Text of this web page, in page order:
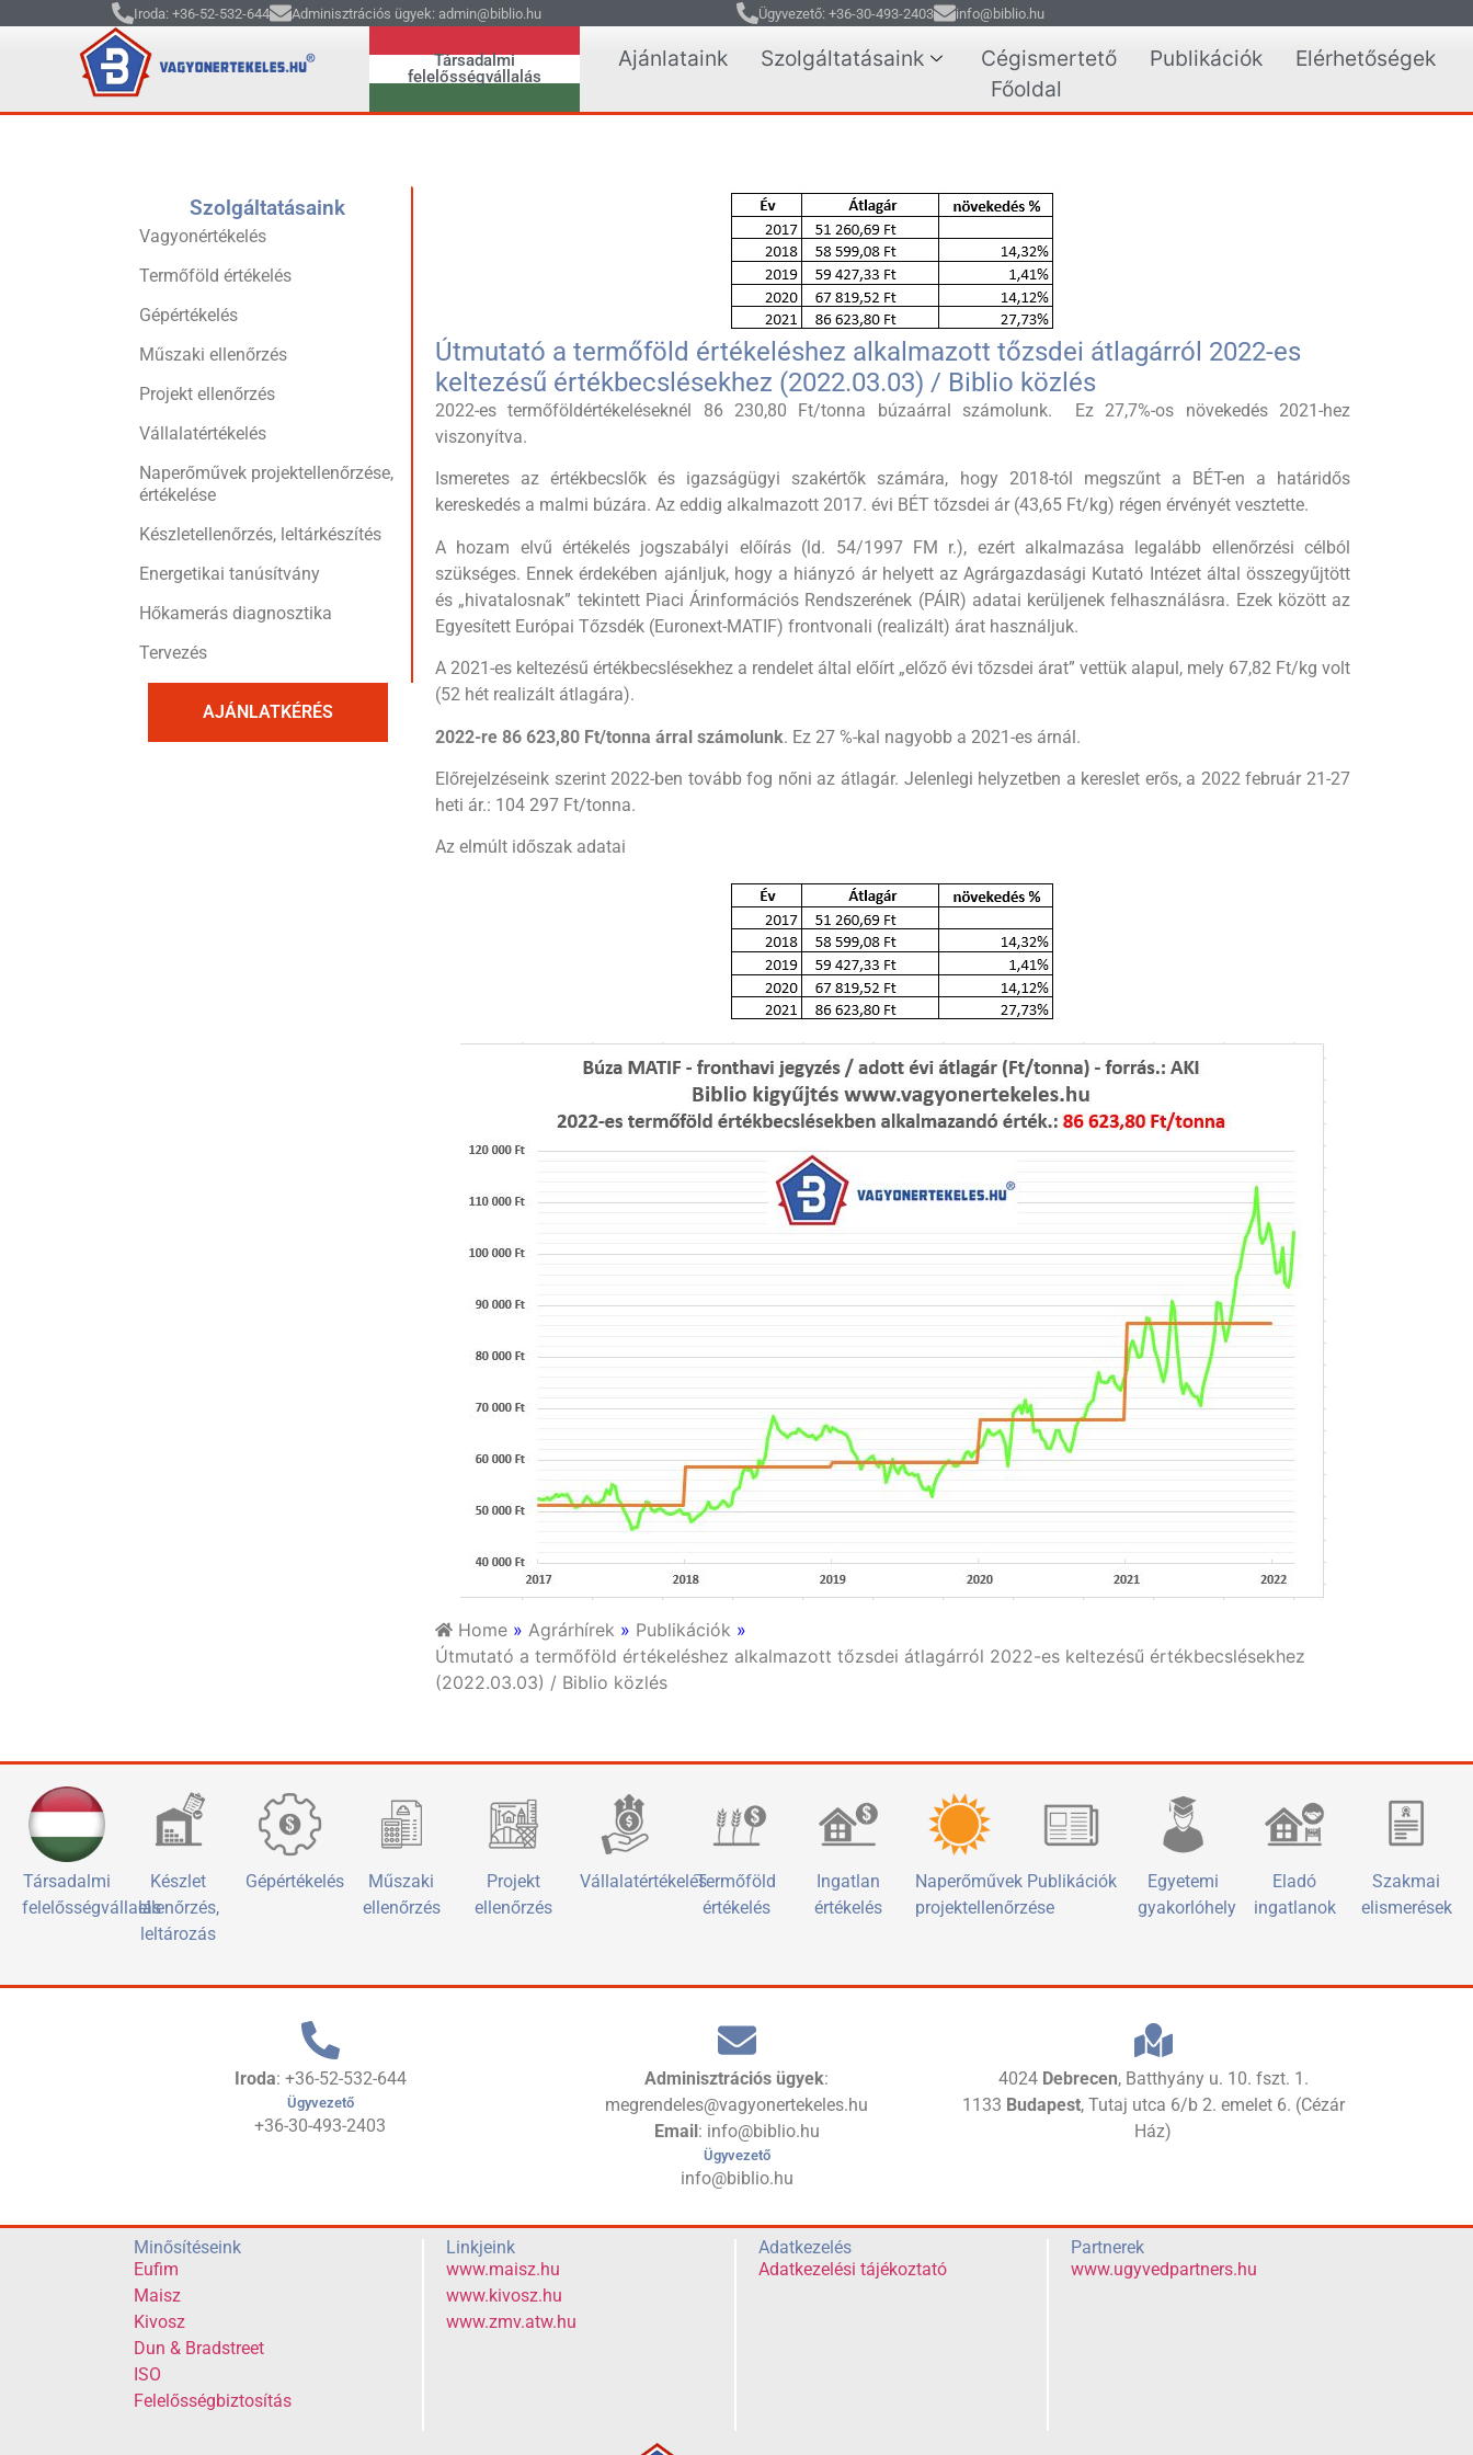
Iroda: +36-52-532-644 Adminisztrációs ügyek: admin@biblio.hu Ügyvezető: +36-30-493-2403 info@biblio.hu
Társadalmi
felelősségvállalás
Ajánlataink Szolgáltatásaink Cégismertető Publikációk
Elérhetőségek
Főoldal
Szolgáltatásaink
Vagyonértékelés
Termőföld értékelés
Gépértékelés
Műszaki ellenőrzés
Projekt ellenőrzés
Vállalatértékelés
Naperőművek projektellenőrzése,
értékelése
Készletellenőrzés, leltárkészítés
Energetikai tanúsítvány
Hőkamerás diagnosztika
Tervezés
AJÁNLATKÉRÉS
Útmutató a termőföld értékeléshez alkalmazott tőzsdei átlagárról 2022-es
keltezésű értékbecslésekhez (2022.03.03) / Biblio közlés
2022-es termőföldértékeléseknél 86 230,80 Ft/tonna búzaárral számolunk. Ez 27,7%-os növekedés 2021-hez
viszonyítva.
Ismeretes az értékbecslők és igazságügyi szakértők számára, hogy 2018-tól megszűnt a BÉT-en a határidős
kereskedés a malmi búzára. Az eddig alkalmazott 2017. évi BÉT tőzsdei ár (43,65 Ft/kg) régen érvényét vesztette.
A hozam elvű értékelés jogszabályi előírás (ld. 54/1997 FM r.), ezért alkalmazása legalább ellenőrzési célból
szükséges. Ennek érdekében ajánljuk, hogy a hiányzó ár helyett az Agrárgazdasági Kutató Intézet által összegyűjtött
és „hivatalosnak” tekintett Piaci Árinformációs Rendszerének (PÁIR) adatai kerüljenek felhasználásra. Ezek között az
Egyesített Európai Tőzsdék (Euronext-MATIF) frontvonali (realizált) árat használjuk.
A 2021-es keltezésű értékbecslésekhez a rendelet által előírt „előző évi tőzsdei árat” vettük alapul, mely 67,82 Ft/kg volt
(52 hét realizált átlagára).
2022-re 86 623,80 Ft/tonna árral számolunk. Ez 27 %-kal nagyobb a 2021-es árnál.
Előrejelzéseink szerint 2022-ben tovább fog nőni az átlagár. Jelenlegi helyzetben a kereslet erős, a 2022 február 21-27
heti ár.: 104 297 Ft/tonna.
Az elmúlt időszak adatai
Home » Agrárhírek » Publikációk »
Útmutató a termőföld értékeléshez alkalmazott tőzsdei átlagárról 2022-es keltezésű értékbecslésekhez
(2022.03.03) / Biblio közlés
Társadalmi
felelősségvállalás
Készlet
ellenőrzés,
leltározás
Gépértékelés
Műszaki
ellenőrzés
Projekt
ellenőrzés
VállalatértékelésTermőföld
értékelés
Ingatlan
értékelés
Naperőművek
projektellenőrzése
Publikációk
Egyetemi
gyakorlóhely
Eladó
ingatlanok
Szakmai
elismerések
Iroda: +36-52-532-644
Ügyvezető
+36-30-493-2403
Adminisztrációs ügyek:
megrendeles@vagyonertekeles.hu
Email : info@biblio.hu
Ügyvezető
info@biblio.hu
4024 Debrecen, Batthyány u. 10. fszt. 1.
1133 Budapest, Tutaj utca 6/b 2. emelet 6. (Cézár
Ház)
Minősítéseink
Eufim
Maisz
Kivosz
Dun & Bradstreet
ISO
Felelősségbiztosítás
Linkjeink
www.maisz.hu
www.kivosz.hu
www.zmv.atw.hu
Adatkezelés
Adatkezelési tájékoztató
Partnerek
www.ugyvedpartners.hu